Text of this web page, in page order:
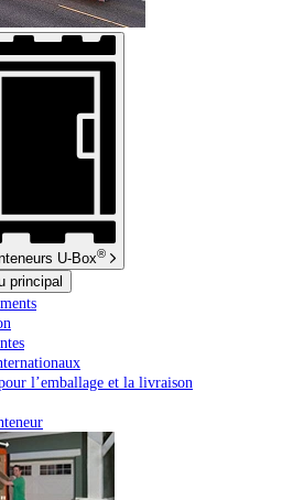
U-Box®
principal
l’emballage et la livraison